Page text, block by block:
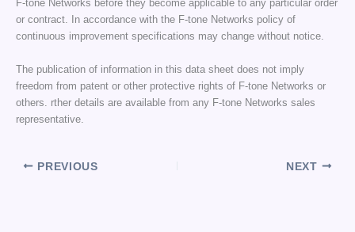
F-tone Networks before they become applicable to any particular order
or contract. In accordance with the F-tone Networks policy of
continuous improvement specifications may change without notice.
The publication of information in this data sheet does not imply
freedom from patent or other protective rights of F-tone Networks or
others. rther details are available from any F-tone Networks sales
representative.
PREVIOUS NEXT